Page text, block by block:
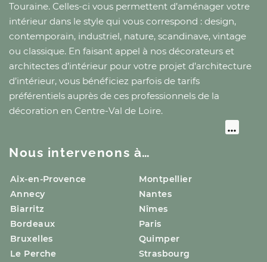
Touraine. Celles-ci vous permettent d’aménager votre
intérieur dans le style qui vous correspond : design,
contemporain, industriel, nature, scandinave, vintage
ou classique. En faisant appel à nos décorateurs et
architectes d’intérieur pour votre projet d’architecture
d’intérieur, vous bénéficiez parfois de tarifs
préférentiels auprès de ces professionnels de la
décoration en Centre-Val de Loire.
Nous intervenons à…
Aix-en-Provence
Annecy
Biarritz
Bordeaux
Bruxelles
Le Perche
Montpellier
Nantes
Nîmes
Paris
Quimper
Strasbourg